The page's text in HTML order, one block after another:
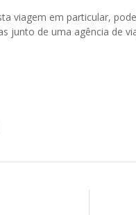
viagem em particular,
junto de uma agência de